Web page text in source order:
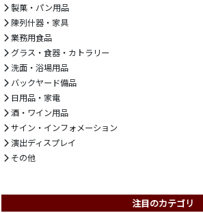
製菓・パン用品
陳列什器・家具
業務用食品
グラス・食器・カトラリー
洗面・浴場用品
バックヤード備品
日用品・家電
酒・ワイン用品
サイン・インフォメーション
演出ディスプレイ
その他
注目のカテゴリ